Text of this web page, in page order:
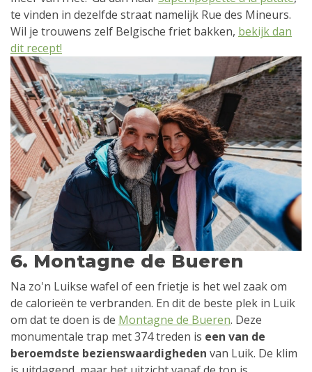
te vinden in dezelfde straat namelijk Rue des Mineurs.
Wil je trouwens zelf Belgische friet bakken, bekijk dan
dit recept!
6. Montagne de Bueren
Na zo'n Luikse wafel of een frietje is het wel zaak om
de calorieën te verbranden. En dit de beste plek in Luik
om dat te doen is de Montagne de Bueren. Deze
monumentale trap met 374 treden is een van de
beroemdste bezienswaardigheden van Luik. De klim